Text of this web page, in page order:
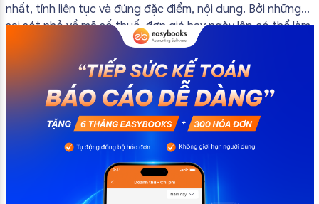
nhất, tính liên tục và đúng đặc điểm, nội dung. Bởi những
sai sót nhỏ về mã số thuế, đơn giá hay ngày lập có thể làm
ảnh hưởng đến quá trình quyết toán thuế của bạn. Kế
toán có thể tham khảo […]